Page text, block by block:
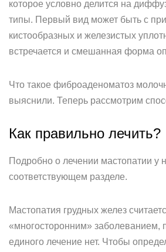
которое условно делится на
типы. Первый вид может быть с
кистообразных и железистых
встречается и смешанная форма
Что такое фиброаденоматоз
выяснили. Теперь рассмотрим
Как правильно лечить?
Подробно о лечении мастопатии у
соответствующем разделе.
Мастопатия грудных желез
«многосторонним» заболеванием,
единого лечение нет. Чтобы